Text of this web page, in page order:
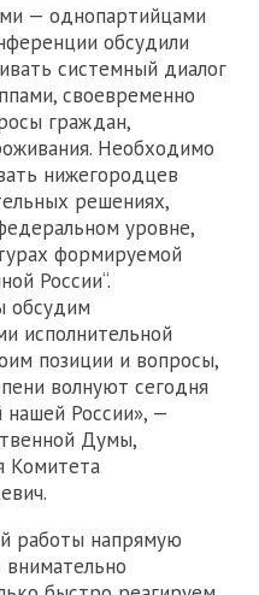
— однопартийцами
обсудили
системный диалог
своевременно
граждан,
Необходимо
нижегородцев
решениях,
уровне,
формируемой
России“.
обсудим
исполнительной
позиции и вопросы,
волнуют сегодня
нашей России», —
Думы,
Комитета
работы напрямую
внимательно